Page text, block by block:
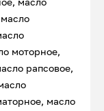
моторное,
рапсовое,
масло